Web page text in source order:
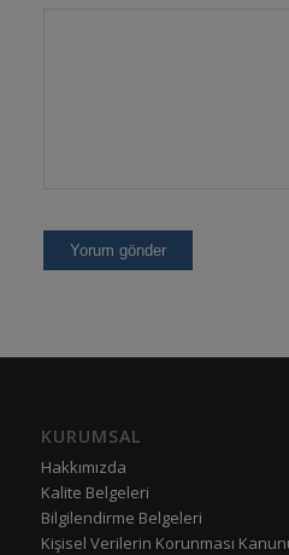
KURUMSAL
Hakkımızda
Kalite Belgeleri
Bilgilendirme Belgeleri
Kişisel Verilerin Korunması